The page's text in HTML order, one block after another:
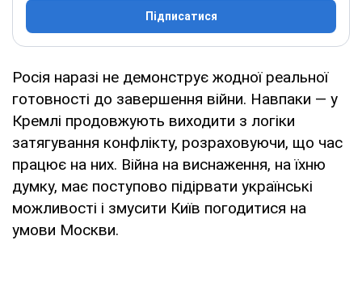
Підписатися
Росія наразі не демонструє жодної реальної
готовності до завершення війни. Навпаки — у
Кремлі продовжують виходити з логіки
затягування конфлікту, розраховуючи, що час
працює на них. Війна на виснаження, на їхню
думку, має поступово підірвати українські
можливості і змусити Київ погодитися на
умови Москви.